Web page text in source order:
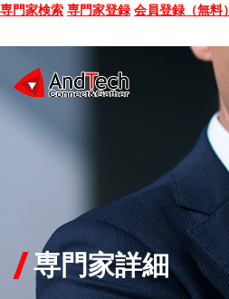
専門家検索 専門家登録 会員登録（無料）
CONSULTING
SERVICE
COMPANY
専門家詳細